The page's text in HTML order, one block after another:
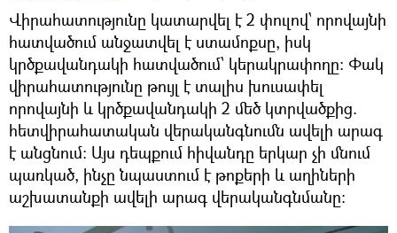
Վիրահատությունը կատարվել է 2 փուլով՝ որովայնի
հատվածում անջատվել է ստամոքսը, իսկ
կրծքավանդակի հատվածում՝ կերակրափողը։ Փակ
վիրահատությունը թույլ է տալիս խուսափել
որովայնի և կրծքավանդակի 2 մեծ կտրվածքից.
հետվիրահատական վերականգնումն ավելի արագ
է անցնում։ Այս դեպքում հիվանդը երկար չի մնում
պառկած, ինչը նպաստում է թոքերի և աղիների
աշխատանքի ավելի արագ վերականգնմանը։